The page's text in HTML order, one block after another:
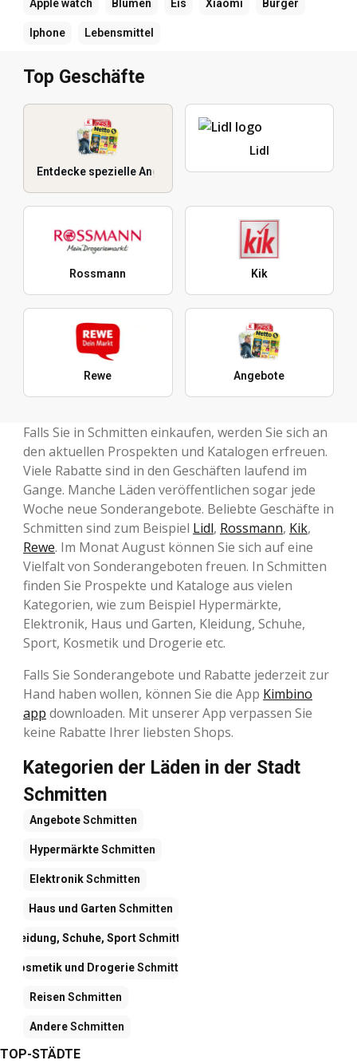
Apple watch Blumen Eis Xiaomi Burger
Iphone Lebensmittel
Top Geschäfte
Entdecke spezielle Angebote
Lidl
Rossmann Kik
Rewe Angebote
Falls Sie in Schmitten einkaufen, werden Sie sich an
den aktuellen Prospekten und Katalogen erfreuen.
Viele Rabatte sind in den Geschäften laufend im
Gange. Manche Läden veröffentlichen sogar jede
Woche neue Sonderangebote. Beliebte Geschäfte in
Schmitten sind zum Beispiel Lidl, Rossmann, Kik,
Rewe. Im Monat August können Sie sich auf eine
Vielfalt von Sonderangeboten freuen. In Schmitten
finden Sie Prospekte und Kataloge aus vielen
Kategorien, wie zum Beispiel Hypermärkte,
Elektronik, Haus und Garten, Kleidung, Schuhe,
Sport, Kosmetik und Drogerie etc.
Falls Sie Sonderangebote und Rabatte jederzeit zur
Hand haben wollen, können Sie die App Kimbino
app downloaden. Mit unserer App verpassen Sie
keine Rabatte Ihrer liebsten Shops.
Kategorien der Läden in der Stadt
Schmitten
AngeboteSchmitten
HypermärkteSchmitten
ElektronikSchmitten
Haus und Garten Schmitten
Kleidung, Schuhe, SportSchmitten
Kosmetik und DrogerieSchmitten
Reisen Schmitten
AndereSchmitten
TOP-STÄDTE